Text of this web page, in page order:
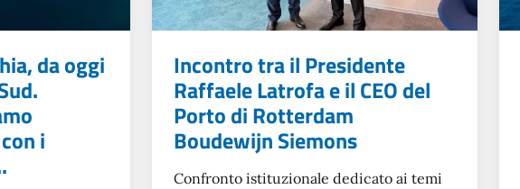
da oggi
i
Incontro tra il Presidente
Raffaele Latrofa e il CEO del
Porto di Rotterdam
Boudewijn Siemons
Confronto istituzionale dedicato ai temi